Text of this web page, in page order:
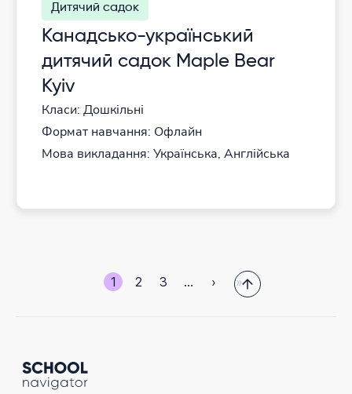
Дитячий садок
Канадсько-український
дитячий садок Maple Bear
Kyiv
Класи: Дошкільні
Формат навчання: Офлайн
Мова викладання: Українська, Англійська
1 2 3 … › »